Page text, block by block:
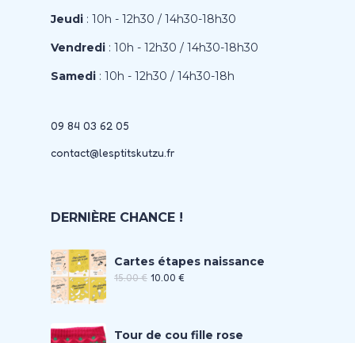
Jeudi : 10h - 12h30 / 14h30-18h30
Vendredi : 10h - 12h30 / 14h30-18h30
Samedi : 10h - 12h30 / 14h30-18h
09 84 03 62 05
contact@lesptitskutzu.fr
DERNIÈRE CHANCE !
Cartes étapes naissance
15.00€ 10.00 €
Tour de cou fille rose